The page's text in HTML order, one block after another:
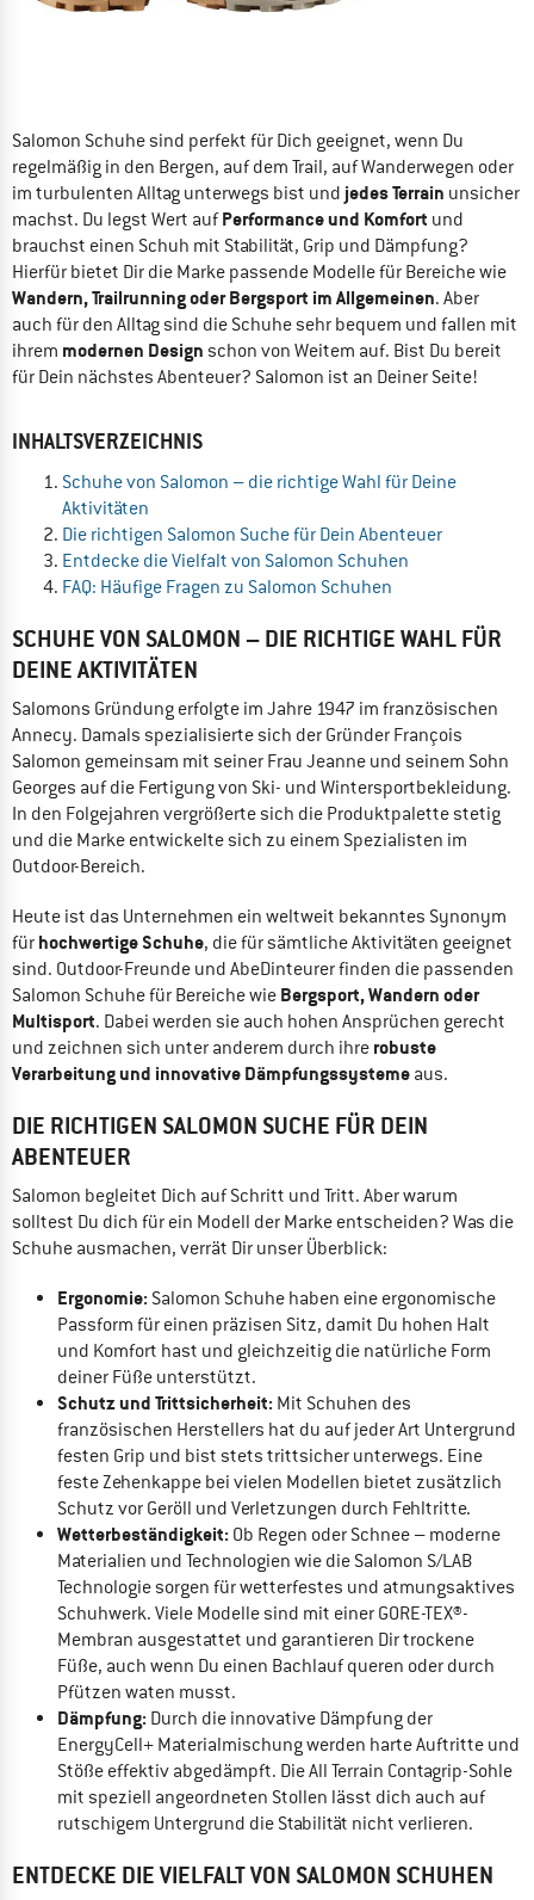
Salomon Schuhe sind perfekt für Dich geeignet, wenn Du
regelmäßig in den Bergen, auf dem Trail, auf Wanderwegen oder
im turbulenten Alltag unterwegs bist und jedes Terrain unsicher
machst. Du legst Wert aufPerformance und Komfort und
brauchst einen Schuh mit Stabilität, Grip und Dämpfung?
Hierfür bietet Dir die Marke passende Modelle für Bereiche wie
Wandern, Trailrunning oder Bergsport im Allgemeinen. Aber
auch für den Alltag sind die Schuhe sehr bequem und fallen mit
ihrem modernen Design schon von Weitem auf. Bist Du bereit
für Dein nächstes Abenteuer? Salomon ist an Deiner Seite!
INHALTSVERZEICHNIS
Schuhe von Salomon – die richtige Wahl für Deine
Aktivitäten
Die richtigen Salomon Suche für Dein Abenteuer
Entdecke die Vielfalt von Salomon Schuhen
FAQ: Häufige Fragen zu Salomon Schuhen
SCHUHE VON SALOMON – DIE RICHTIGE WAHL FÜR
DEINE AKTIVITÄTEN
Salomons Gründung erfolgte im Jahre 1947 im französischen
Annecy. Damals spezialisierte sich der Gründer François
Salomon gemeinsam mit seiner Frau Jeanne und seinem Sohn
Georges auf die Fertigung von Ski- und Wintersportbekleidung.
In den Folgejahren vergrößerte sich die Produktpalette stetig
und die Marke entwickelte sich zu einem Spezialisten im
Outdoor-Bereich.
Heute ist das Unternehmen ein weltweit bekanntes Synonym
für hochwertige Schuhe, die für sämtliche Aktivitäten geeignet
sind. Outdoor-Freunde und AbeDinteurer finden die passenden
Salomon Schuhe für Bereiche wie Bergsport, Wandern oder
Multisport. Dabei werden sie auch hohen Ansprüchen gerecht
und zeichnen sich unter anderem durch ihre robuste
Verarbeitung und innovative Dämpfungssysteme aus.
DIE RICHTIGEN SALOMON SUCHE FÜR DEIN
ABENTEUER
Salomon begleitet Dich auf Schritt und Tritt. Aber warum
solltest Du dich für ein Modell der Marke entscheiden? Was die
Schuhe ausmachen, verrät Dir unser Überblick:
Ergonomie:Salomon Schuhe haben eine ergonomische
Passform für einen präzisen Sitz, damit Du hohen Halt
und Komfort hast und gleichzeitig die natürliche Form
deiner Füße unterstützt.
Schutz und Trittsicherheit: Mit Schuhen des
französischen Herstellers hat du auf jeder Art Untergrund
festen Grip und bist stets trittsicher unterwegs. Eine
feste Zehenkappe bei vielen Modellen bietet zusätzlich
Schutz vor Geröll und Verletzungen durch Fehltritte.
Wetterbeständigkeit: Ob Regen oder Schnee – moderne
Materialien und Technologien wie die Salomon S/LAB
Technologie sorgen für wetterfestes und atmungsaktives
Schuhwerk. Viele Modelle sind mit einer GORE-TEX®-
Membran ausgestattet und garantieren Dir trockene
Füße, auch wenn Du einen Bachlauf queren oder durch
Pfützen waten musst.
Dämpfung:Durch die innovative Dämpfung der
EnergyCell+ Materialmischung werden harte Auftritte und
Stöße effektiv abgedämpft. Die All Terrain Contagrip-Sohle
mit speziell angeordneten Stollen lässt dich auch auf
rutschigem Untergrund die Stabilität nicht verlieren.
ENTDECKE DIE VIELFALT VON SALOMON SCHUHEN